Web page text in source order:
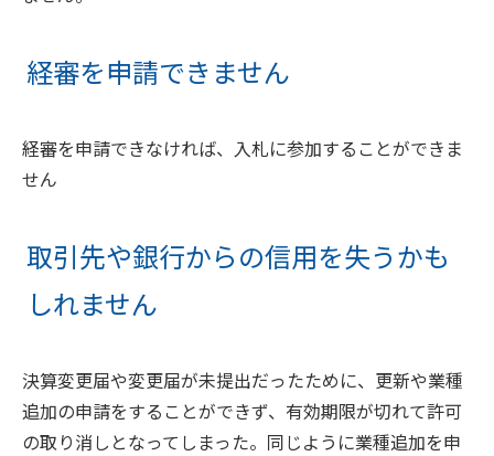
経審を申請できません
経審を申請できなければ、入札に参加することができま
せん
取引先や銀行からの信用を失うかも
しれません
決算変更届や変更届が未提出だったために、更新や業種
追加の申請をすることができず、有効期限が切れて許可
の取り消しとなってしまった。同じように業種追加を申